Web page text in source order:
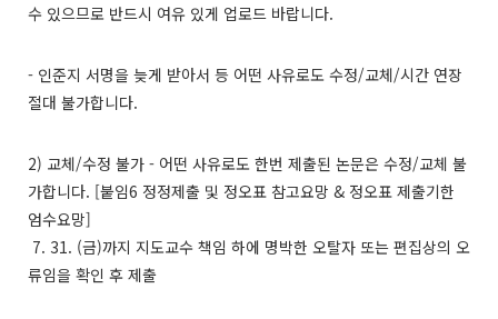
수 있으므로 반드시 여유 있게 업로드 바랍니다.
- 인준지 서명을 늦게 받아서 등 어떤 사유로도 수정/교체/시간 연장
절대 불가합니다.
2) 교체/수정 불가 - 어떤 사유로도 한번 제출된 논문은 수정/교체 불
가합니다. [붙임6 정정제출 및 정오표 참고요망 & 정오표 제출기한
엄수요망]
7. 31. (금)까지 지도교수 책임 하에 명박한 오탈자 또는 편집상의 오
류임을 확인 후 제출